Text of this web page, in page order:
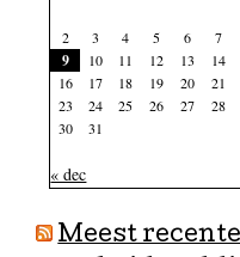
2
3 4 5 6 7
9 10 11 12 13 14
16
17 18 19 20 21
23
24 25 26 27 28
30
31
« dec
Meest